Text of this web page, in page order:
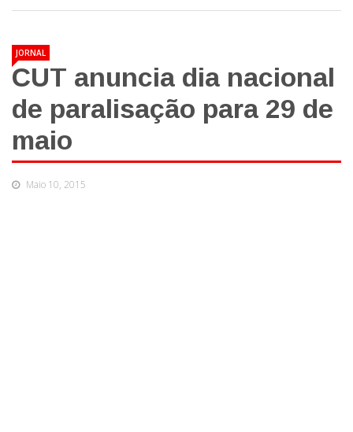
JORNAL
CUT anuncia dia nacional
de paralisação para 29 de
maio
Maio 10, 2015